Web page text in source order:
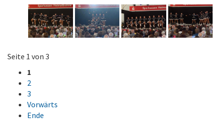
Seite 1 von 3
1
2
3
Vorwärts
Ende